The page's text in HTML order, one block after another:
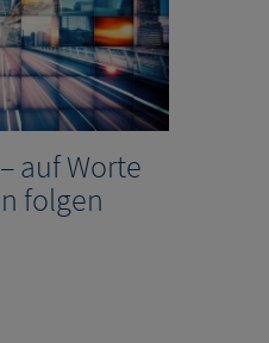
auf Worte
folgen